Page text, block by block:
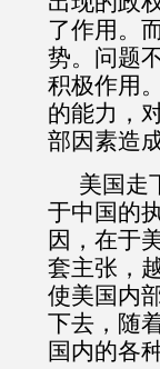
了作用。
势。问题
积极作用。
的能力，
部因素造
美国走
于中国的
因，在于
套主张，
使美国内
下去，随
国内的各